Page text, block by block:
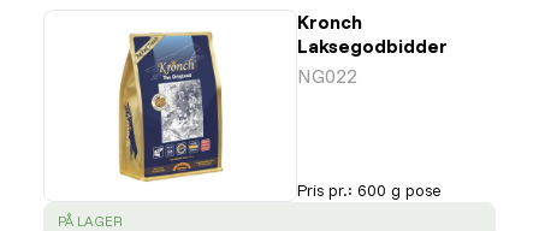
Kronch
Laksegodbidder
NG022
Pris pr.: 600 g pose
SUCCESS
PÅ LAGER